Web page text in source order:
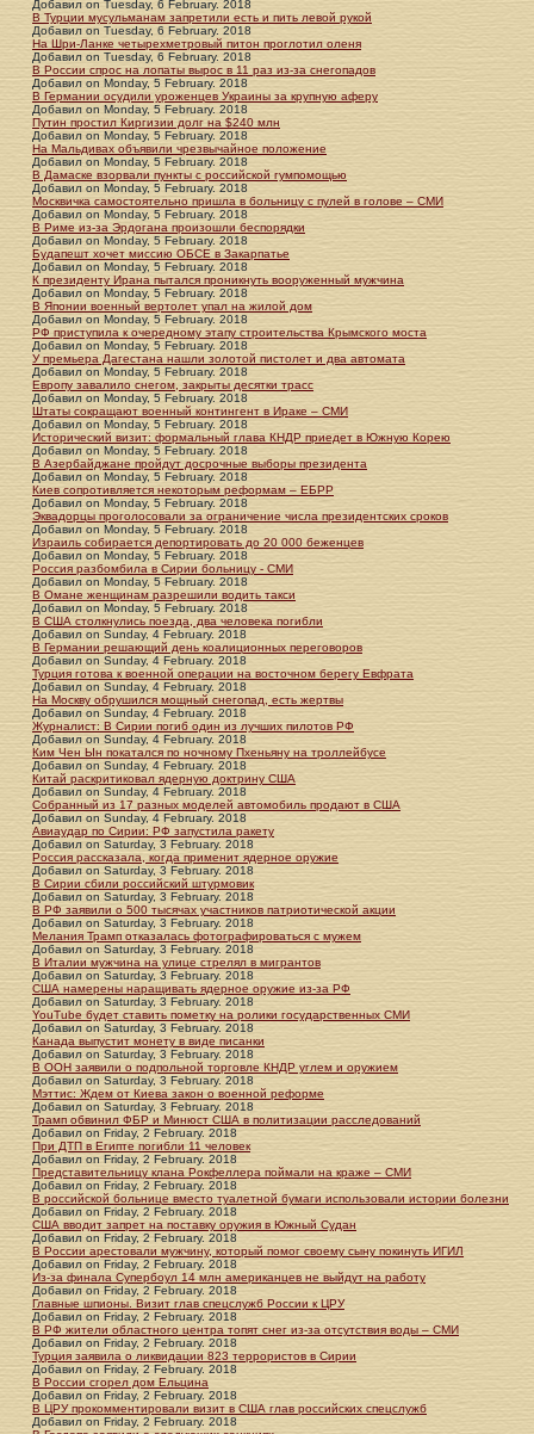
Добавил on Tuesday, 6 February. 2018
В Турции мусульманам запретили есть и пить левой рукой
Добавил on Tuesday, 6 February. 2018
На Шри-Ланке четырехметровый питон проглотил оленя
Добавил on Tuesday, 6 February. 2018
В России спрос на лопаты вырос в 11 раз из-за снегопадов
Добавил on Monday, 5 February. 2018
В Германии осудили уроженцев Украины за крупную аферу
Добавил on Monday, 5 February. 2018
Путин простил Киргизии долг на $240 млн
Добавил on Monday, 5 February. 2018
На Мальдивах объявили чрезвычайное положение
Добавил on Monday, 5 February. 2018
В Дамаске взорвали пункты с российской гумпомощью
Добавил on Monday, 5 February. 2018
Москвичка самостоятельно пришла в больницу с пулей в голове – СМИ
Добавил on Monday, 5 February. 2018
В Риме из-за Эрдогана произошли беспорядки
Добавил on Monday, 5 February. 2018
Будапешт хочет миссию ОБСЕ в Закарпатье
Добавил on Monday, 5 February. 2018
К президенту Ирана пытался проникнуть вооруженный мужчина
Добавил on Monday, 5 February. 2018
В Японии военный вертолет упал на жилой дом
Добавил on Monday, 5 February. 2018
РФ приступила к очередному этапу строительства Крымского моста
Добавил on Monday, 5 February. 2018
У премьера Дагестана нашли золотой пистолет и два автомата
Добавил on Monday, 5 February. 2018
Европу завалило снегом, закрыты десятки трасс
Добавил on Monday, 5 February. 2018
Штаты сокращают военный контингент в Ираке – СМИ
Добавил on Monday, 5 February. 2018
Исторический визит: формальный глава КНДР приедет в Южную Корею
Добавил on Monday, 5 February. 2018
В Азербайджане пройдут досрочные выборы президента
Добавил on Monday, 5 February. 2018
Киев сопротивляется некоторым реформам – ЕБРР
Добавил on Monday, 5 February. 2018
Эквадорцы проголосовали за ограничение числа президентских сроков
Добавил on Monday, 5 February. 2018
Израиль собирается депортировать до 20 000 беженцев
Добавил on Monday, 5 February. 2018
Россия разбомбила в Сирии больницу - СМИ
Добавил on Monday, 5 February. 2018
В Омане женщинам разрешили водить такси
Добавил on Monday, 5 February. 2018
В США столкнулись поезда, два человека погибли
Добавил on Sunday, 4 February. 2018
В Германии решающий день коалиционных переговоров
Добавил on Sunday, 4 February. 2018
Турция готова к военной операции на восточном берегу Евфрата
Добавил on Sunday, 4 February. 2018
На Москву обрушился мощный снегопад, есть жертвы
Добавил on Sunday, 4 February. 2018
Журналист: В Сирии погиб один из лучших пилотов РФ
Добавил on Sunday, 4 February. 2018
Ким Чен Ын покатался по ночному Пхеньяну на троллейбусе
Добавил on Sunday, 4 February. 2018
Китай раскритиковал ядерную доктрину США
Добавил on Sunday, 4 February. 2018
Собранный из 17 разных моделей автомобиль продают в США
Добавил on Sunday, 4 February. 2018
Авиаудар по Сирии: РФ запустила ракету
Добавил on Saturday, 3 February. 2018
Россия рассказала, когда применит ядерное оружие
Добавил on Saturday, 3 February. 2018
В Сирии сбили российский штурмовик
Добавил on Saturday, 3 February. 2018
В РФ заявили о 500 тысячах участников патриотической акции
Добавил on Saturday, 3 February. 2018
Мелания Трамп отказалась фотографироваться с мужем
Добавил on Saturday, 3 February. 2018
В Италии мужчина на улице стрелял в мигрантов
Добавил on Saturday, 3 February. 2018
США намерены наращивать ядерное оружие из-за РФ
Добавил on Saturday, 3 February. 2018
YouTube будет ставить пометку на ролики государственных СМИ
Добавил on Saturday, 3 February. 2018
Канада выпустит монету в виде писанки
Добавил on Saturday, 3 February. 2018
В ООН заявили о подпольной торговле КНДР углем и оружием
Добавил on Saturday, 3 February. 2018
Мэттис: Ждем от Киева закон о военной реформе
Добавил on Saturday, 3 February. 2018
Трамп обвинил ФБР и Минюст США в политизации расследований
Добавил on Friday, 2 February. 2018
При ДТП в Египте погибли 11 человек
Добавил on Friday, 2 February. 2018
Представительницу клана Рокфеллера поймали на краже – СМИ
Добавил on Friday, 2 February. 2018
В российской больнице вместо туалетной бумаги использовали истории болезни
Добавил on Friday, 2 February. 2018
США вводит запрет на поставку оружия в Южный Судан
Добавил on Friday, 2 February. 2018
В России арестовали мужчину, который помог своему сыну покинуть ИГИЛ
Добавил on Friday, 2 February. 2018
Из-за финала Супербоул 14 млн американцев не выйдут на работу
Добавил on Friday, 2 February. 2018
Главные шпионы. Визит глав спецслужб России к ЦРУ
Добавил on Friday, 2 February. 2018
В РФ жители областного центра топят снег из-за отсутствия воды – СМИ
Добавил on Friday, 2 February. 2018
Турция заявила о ликвидации 823 террористов в Сирии
Добавил on Friday, 2 February. 2018
В России сгорел дом Ельцина
Добавил on Friday, 2 February. 2018
В ЦРУ прокомментировали визит в США глав российских спецслужб
Добавил on Friday, 2 February. 2018